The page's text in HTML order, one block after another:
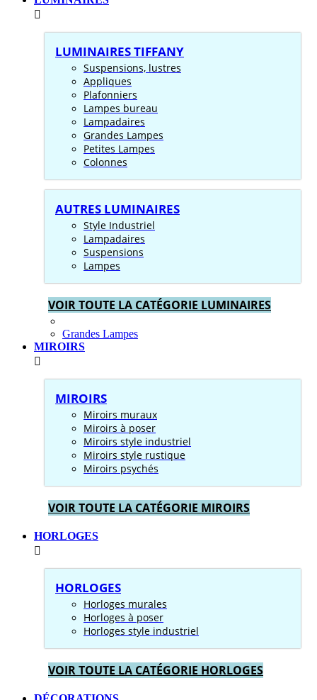
LUMINAIRES TIFFANY
Suspensions, lustres
Appliques
Plafonniers
Lampes bureau
Lampadaires
Grandes Lampes
Petites Lampes
Colonnes
AUTRES LUMINAIRES
Style Industriel
Lampadaires
Suspensions
Lampes
VOIR TOUTE LA CATÉGORIE LUMINAIRES
Grandes Lampes
MIROIRS
MIROIRS
Miroirs muraux
Miroirs à poser
Miroirs style industriel
Miroirs style rustique
Miroirs psychés
VOIR TOUTE LA CATÉGORIE MIROIRS
HORLOGES
HORLOGES
Horloges murales
Horloges à poser
Horloges style industriel
VOIR TOUTE LA CATÉGORIE HORLOGES